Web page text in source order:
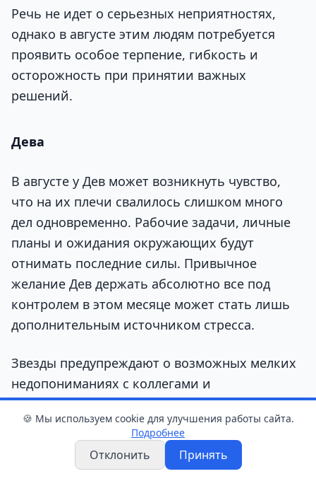
Речь не идет о серьезных неприятностях,
однако в августе этим людям потребуется
проявить особое терпение, гибкость и
осторожность при принятии важных
решений.
Дева
В августе у Дев может возникнуть чувство,
что на их плечи свалилось слишком много
дел одновременно. Рабочие задачи, личные
планы и ожидания окружающих будут
отнимать последние силы. Привычное
желание Дев держать абсолютно все под
контролем в этом месяце может стать лишь
дополнительным источником стресса.
Звезды предупреждают о возможных мелких
недопониманиях с коллегами и
родственниками, особенно если Дева будет
молча копить недовольство. Астрологи
советуют не брать на себя чужие
обязанности, учиться выстраивать личные
🍪 Мы используем cookie для улучшения работы сайта.
Подробнее
Отклонить Принять